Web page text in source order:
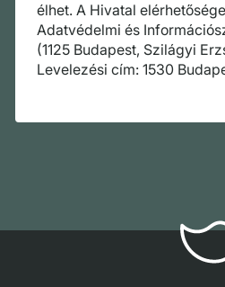
élhet. A Hivatal
Adatvédelmi és
(1125 Budapest, Szilágyi
Levelezési cím: 1530